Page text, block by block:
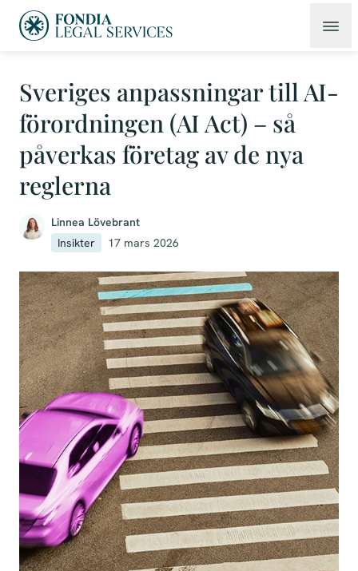
Sveriges anpassningar till AI-
förordningen (AI Act) – så
påverkas företag av de nya
reglerna
Linnea Lövebrant
Insikter
17 mars 2026